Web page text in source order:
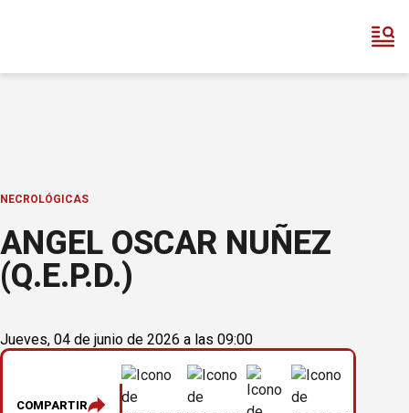
NECROLÓGICAS
ANGEL OSCAR NUÑEZ
(Q.E.P.D.)
Jueves, 04 de junio de 2026 a las 09:00
COMPARTIR